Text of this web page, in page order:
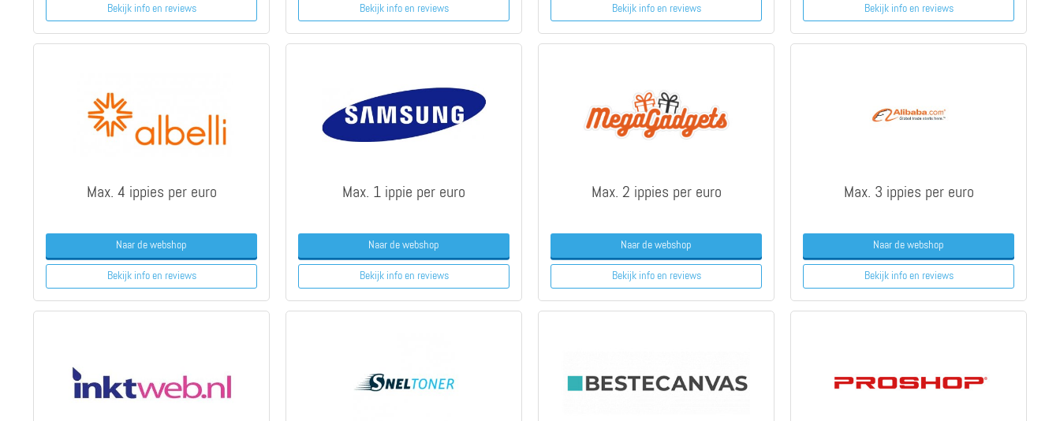
Bekijk infoen reviews Bekijk infoen reviews Bekijk infoen reviews Bekijk infoen reviews
Max. 4 ippies per euro
Naar de webshop
Bekijk infoen reviews
Max. 1 ippie per euro
Naar de webshop
Bekijk infoen reviews
Max. 2 ippies per euro
Naar de webshop
Bekijk infoen reviews
Max. 3 ippies per euro
Naar de webshop
Bekijk infoen reviews